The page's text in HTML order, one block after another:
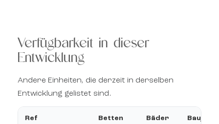
Verfügbarkeit in dieser
Entwicklung
Andere Einheiten, die derzeit in derselben
Entwicklung gelistet sind.
Ref Betten Bäder Baujahr